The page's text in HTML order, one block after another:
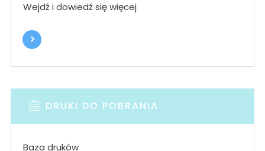
Wejdź i dowiedź się więcej
DRUKI DO POBRANIA
Baza druków